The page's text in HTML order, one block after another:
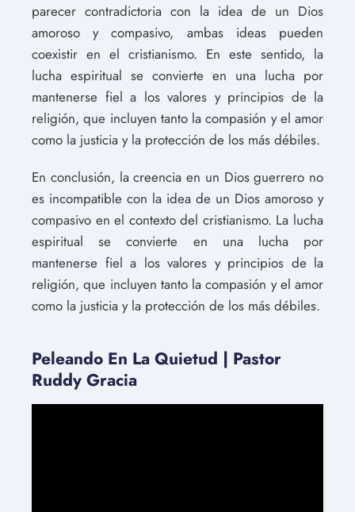
parecer contradictoria con la idea de un Dios
amoroso y compasivo, ambas ideas pueden
coexistir en el cristianismo. En este sentido, la
lucha espiritual se convierte en una lucha por
mantenerse fiel a los valores y principios de la
religión, que incluyen tanto la compasión y el amor
como la justicia y la protección de los más débiles.
En conclusión, la creencia en un Dios guerrero no
es incompatible con la idea de un Dios amoroso y
compasivo en el contexto del cristianismo. La lucha
espiritual se convierte en una lucha por
mantenerse fiel a los valores y principios de la
religión, que incluyen tanto la compasión y el amor
como la justicia y la protección de los más débiles.
Peleando En La Quietud | Pastor
Ruddy Gracia